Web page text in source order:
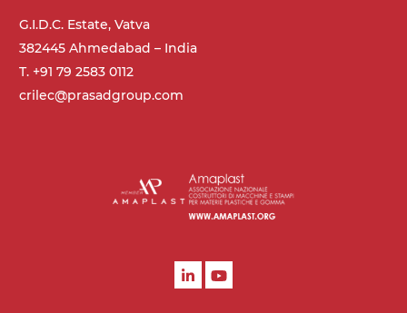
G.I.D.C. Estate, Vatva
382445 Ahmedabad – India
T. +91 79 2583 0112
crilec@prasadgroup.com